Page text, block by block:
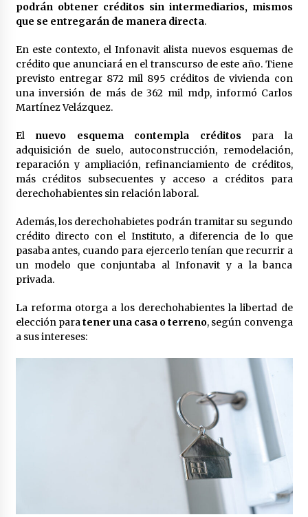
CNTE anuncia paso gratuito en peajes de CDMX
2 meses atrás
Laura Itzel Castillo será la nueva secretaria de
las Mujeres, anuncia Sheinbaum
2 meses atrás
Sheinbaum descarta reunión entre CNTE y
Segob: «ya dimos nuestras propuestas»
2 meses atrás
2 meses atrás
Trump anuncia acuerdo con Irán y el fin de
Trump asegura que barcos cargados de
México libraría posible arancel de EE.UU. en
85% de sus exportaciones
podrán obtener créditos sin intermediarios, mismos
que se entregarán de manera directa.
En este contexto, el Infonavit alista nuevos esquemas de
crédito que anunciará en el transcurso de este año. Tiene
previsto entregar 872 mil 895 créditos de vivienda con
una inversión de más de 362 mil mdp, informó Carlos
Martínez Velázquez.
El nuevo esquema contempla créditos para la
adquisición de suelo, autoconstrucción, remodelación,
reparación y ampliación, refinanciamiento de créditos,
más créditos subsecuentes y acceso a créditos para
derechohabientes sin relación laboral.
Además, los derechohabietes podrán tramitar su segundo
crédito directo con el Instituto, a diferencia de lo que
pasaba antes, cuando para ejercerlo tenían que recurrir a
un modelo que conjuntaba al Infonavit y a la banca
privada.
La reforma otorga a los derechohabientes la libertad de
elección paratener una casa o terreno, según convenga
a sus intereses: